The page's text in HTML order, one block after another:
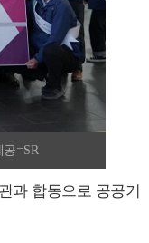
=SR
과 합동으로 공공기